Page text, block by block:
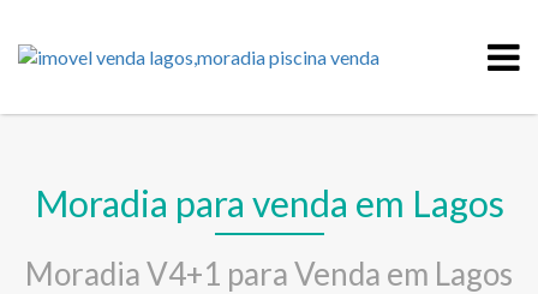
Moradia para venda em Lagos
Moradia V4+1 para Venda em Lagos